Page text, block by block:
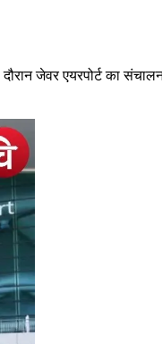
जेवर एयरपोर्ट का